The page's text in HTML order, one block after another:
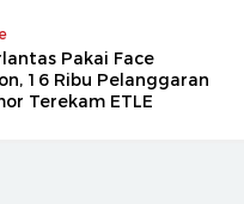
Pakai Face
16 Ribu Pelanggaran
Terekam ETLE